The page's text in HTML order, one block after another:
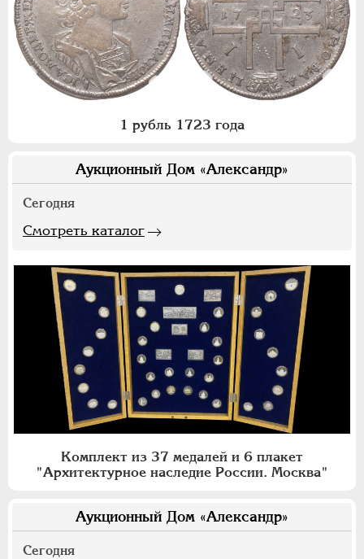
1 рубль 1723 года
Аукционный Дом «Александр»
Сегодня
Смотреть каталог
Комплект из 37 медалей и 6 плакет
"Архитектурное наследие России. Москва"
Аукционный Дом «Александр»
Сегодня